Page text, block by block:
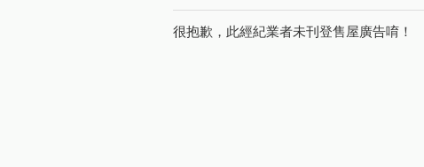
很抱歉，此經紀業者未刊登售屋廣告唷！